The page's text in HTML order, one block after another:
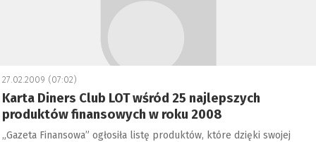
27.02.2009 (07:02)
Karta Diners Club LOT wśród 25 najlepszych
produktów finansowych w roku 2008
„Gazeta Finansowa” ogłosiła listę produktów, które dzięki swojej